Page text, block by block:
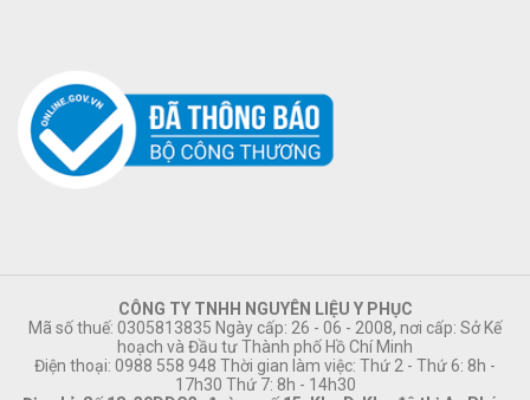
CÔNG TY TNHH NGUYÊN LIỆU Y PHỤC
Mã số thuế: 0305813835 Ngày cấp: 26 - 06 - 2008, nơi cấp: Sở Kế
hoạch và Đầu tư Thành phố Hồ Chí Minh
Điện thoại: 0988 558 948 Thời gian làm việc: Thứ 2 - Thứ 6: 8h -
17h30 Thứ 7: 8h - 14h30